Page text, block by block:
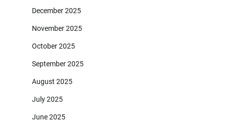
December 2025
November 2025
October 2025
September 2025
August 2025
July 2025
June 2025